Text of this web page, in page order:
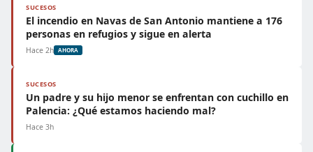
SUCESOS
El incendio en Navas de San Antonio mantiene a 176
personas en refugios y sigue en alerta
Hace 2h AHORA
SUCESOS
Un padre y su hijo menor se enfrentan con cuchillo en
Palencia: ¿Qué estamos haciendo mal?
Hace 3h